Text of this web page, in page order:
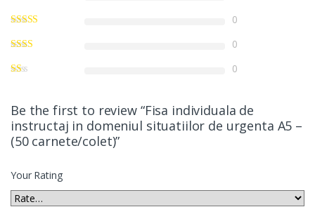
0
0
0
Be the first to review “Fisa individuala de
instructaj in domeniul situatiilor de urgenta A5 –
(50 carnete/colet)”
Your Rating